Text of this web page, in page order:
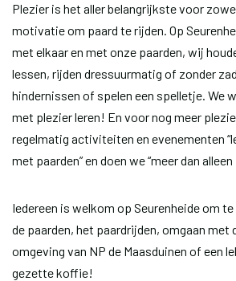
Plezier is het aller belangrijkste voor
motivatie om paard te rijden. Op
met elkaar en met onze paarden, wij
lessen, rijden dressuurmatig of zonder
hindernissen of spelen een spelletje. We
met plezier leren! En voor nog meer
regelmatig activiteiten en evenementen
met paarden” en doen we “meer dan
Iedereen is welkom op Seurenheide om
de paarden, het paardrijden, omgaan met
omgeving van NP de Maasduinen of een
gezette koffie!